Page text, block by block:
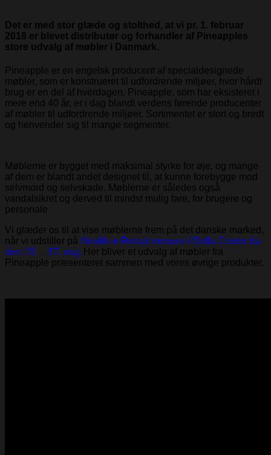
Det er med stor glæde og stolthed, at vi pr. 1. februar
2018 er blevet distributør og forhandler af Pineapples
store udvalg af møbler i Danmark.
Pineapple er en engelsk producent af specialdesignede
møbler, som er konstrueret til udfordrende miljøer, hvor hårdt
brug er en del af hverdagen. Pineapple, som har eksisteret i
mere end 40 år, er i dag blandt verdens førende producenter
af møbler til udfordrende miljøer. Sortimentet er stort og bredt
og henvender sig til mange segmenter.
Møblerne er bygget med maksimal styrke for øje, og mange
af dem er blandt andet designet til, at kunne forebygge mod
selvmord og selvskade. Møblerne er således også
vandalsikret og derved til mindst mulig fare, for brugere og
personale
Vi glæder os til at vise møblerne frem på det danske marked,
når vi udstiller på Health & Rehab messen i Bella Center fra
den 15. – 17. maj. Her bliver et udvalg af møbler fra
Pineapple præsenteret sammen med vores øvrige produkter.